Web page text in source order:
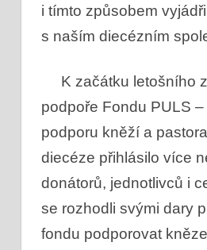
i tímto způsobem
s naším diecézním
K začátku letošního
podpoře Fondu PULS
podporu kněží a
diecéze přihlásilo více
donátorů, jednotlivců i
se rozhodli svými dary
fondu podporovat